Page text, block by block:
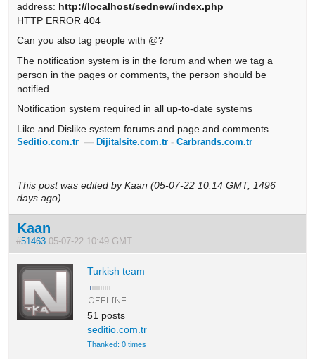
address: http://localhost/sednew/index.php
HTTP ERROR 404
Can you also tag people with @?
The notification system is in the forum and when we tag a
person in the pages or comments, the person should be
notified.
Notification system required in all up-to-date systems
Like and Dislike system forums and page and comments
Seditio.com.tr — Dijitalsite.com.tr -Carbrands.com.tr
This post was edited by Kaan (05-07-22 10:14 GMT, 1496
days ago)
Kaan
#51463 05-07-22 10:49 GMT
Turkish team
51 posts
seditio.com.tr
Thanked: 0 times